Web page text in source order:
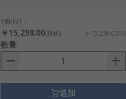
1個小計：
￥15,298.00(税抜) ￥15,298.00/個
数量
追加